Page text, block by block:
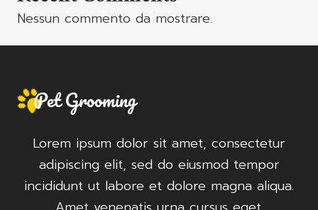
Nessun commento da mostrare.
Lorem ipsum dolor sit amet, consectetur
adipiscing elit, sed do eiusmod tempor
incididunt ut labore et dolore magna aliqua.